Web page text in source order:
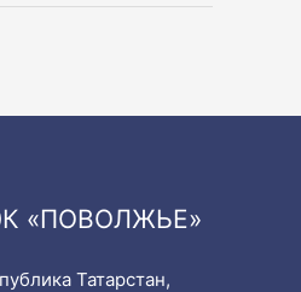
«ПОВОЛЖЬЕ»
Татарстан,